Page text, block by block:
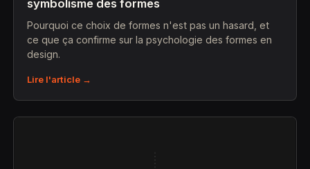
symbolisme des formes
Pourquoi ce choix de formes n'est pas un hasard, et
ce que ça confirme sur la psychologie des formes en
design.
Lire l'article →